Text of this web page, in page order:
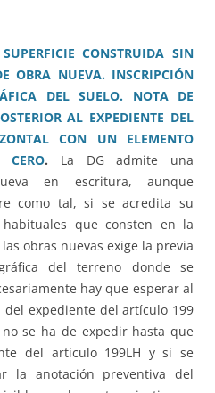
CONSTRUIDA SIN
OBRA NUEVA. INSCRIPCIÓN
DEL SUELO. NOTA DE
AL EXPEDIENTE DEL
CON UN ELEMENTO
CERO. La DG admite una
en escritura, aunque
como tal, si se acredita su
que consten en la
obras nuevas exige la previa
del terreno donde se
hay que esperar al
expediente del artículo 199
se ha de expedir hasta que
del artículo 199LH y si se
la anotación preventiva del